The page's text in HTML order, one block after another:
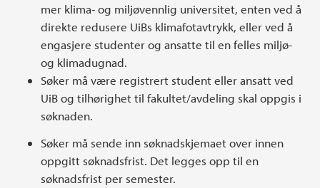
mer klima- og miljøvennlig universitet, enten ved å
direkte redusere UiBs klimafotavtrykk, eller ved å
engasjere studenter og ansatte til en felles miljø-
og klimadugnad.
Søker må være registrert student eller ansatt ved
UiB og tilhørighet til fakultet/avdeling skal oppgis i
søknaden.
Søker må sende inn søknadskjemaet over innen
oppgitt søknadsfrist. Det legges opp til en
søknadsfrist per semester.